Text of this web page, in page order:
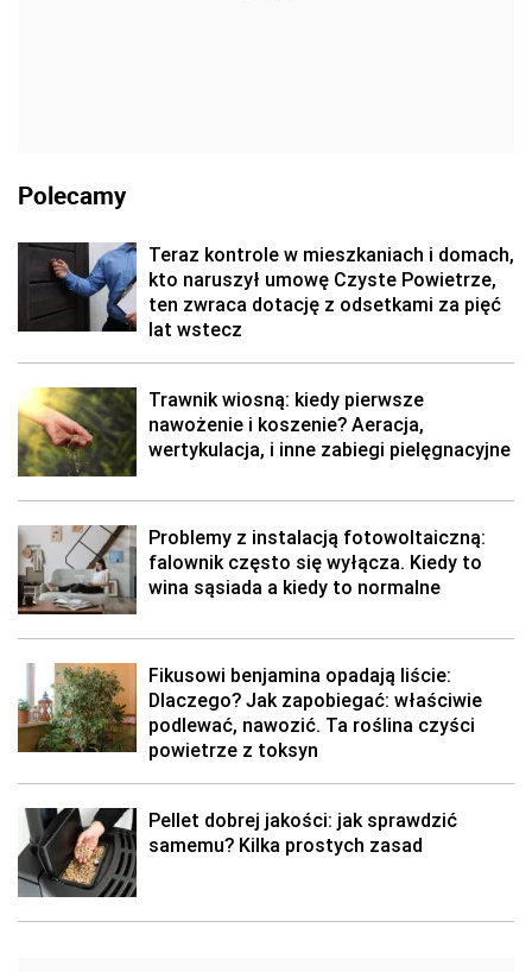
Polecamy
Teraz kontrole w mieszkaniach i domach,
kto naruszył umowę Czyste Powietrze,
ten zwraca dotację z odsetkami za pięć
lat wstecz
Trawnik wiosną: kiedy pierwsze
nawożenie i koszenie? Aeracja,
wertykulacja, i inne zabiegi pielęgnacyjne
Problemy z instalacją fotowoltaiczną:
falownik często się wyłącza. Kiedy to
wina sąsiada a kiedy to normalne
Fikusowi benjamina opadają liście:
Dlaczego? Jak zapobiegać: właściwie
podlewać, nawozić. Ta roślina czyści
powietrze z toksyn
Pellet dobrej jakości: jak sprawdzić
samemu? Kilka prostych zasad